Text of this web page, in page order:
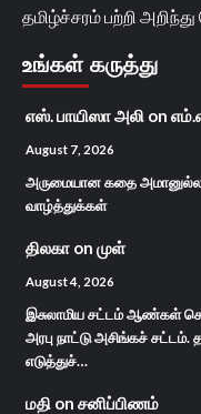
தமிழ்ச்சரம் பற்றி
உங்கள் கருத்து
எஸ். பாயிஸா அலி on
August 7, 2026
அருமையான கதை
வாழ்த்துக்கள்
திலகா on முள்
August 4, 2026
இசுலாமிய சட்டம் ஆண்கள்
அரபு நாட்டு அசிங்கச் சட்டம்.
எடுத்துச்…
மதி on சனிப்பிணம்